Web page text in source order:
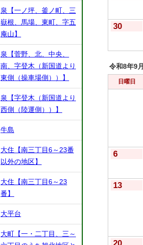
30
令和8年9月
日曜日
6
13
泉【一ノ坪、釜ノ町、三
嶽根、馬場、東町、字五
庵山】
泉【菅野、北、中央、
南、字登木（新国道より
東側（操車場側））】
泉【字登木（新国道より
西側（陸運側））】
牛島
大住【南三丁目6～23番
以外の地区】
大住【南三丁目6～23
番】
大平台
大町【一・二丁目、三～